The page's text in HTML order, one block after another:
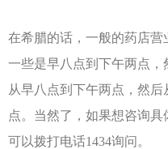
在希腊的话，一般的药店
一些是早八点到下午两点
从早八点到下午两点，然
点。当然了，如果想咨询
可以拨打电话1434询问。